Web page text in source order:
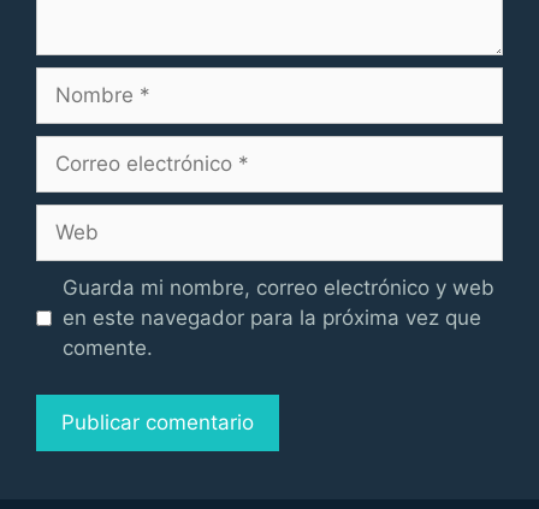
Nombre
Correo
Web
Guarda mi nombre, correo electrónico y web
en este navegador para la próxima vez que
comente.